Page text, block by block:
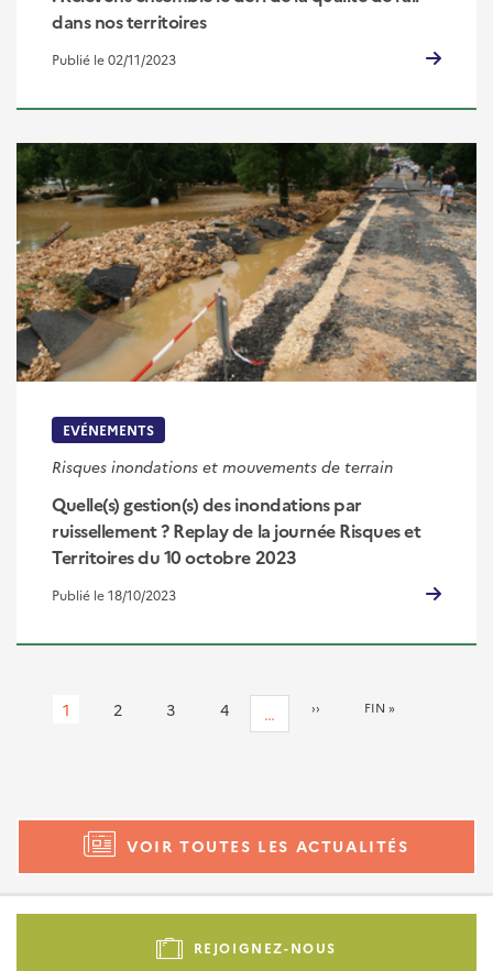
dans nos territoires
Publié le 02/11/2023
EVÉNEMENTS
Risques inondations et mouvements de terrain
Quelle(s) gestion(s) des inondations par
ruissellement ? Replay de la journée Risques et
Territoires du 10 octobre 2023
Publié le 18/10/2023
Page
1 Page
2 Page
3 Page
4 …
PAGE
››
DERNIÈRE
FIN »
VOIR TOUTES LES ACTUALITÉS
Pied
REJOIGNEZ-NOUS